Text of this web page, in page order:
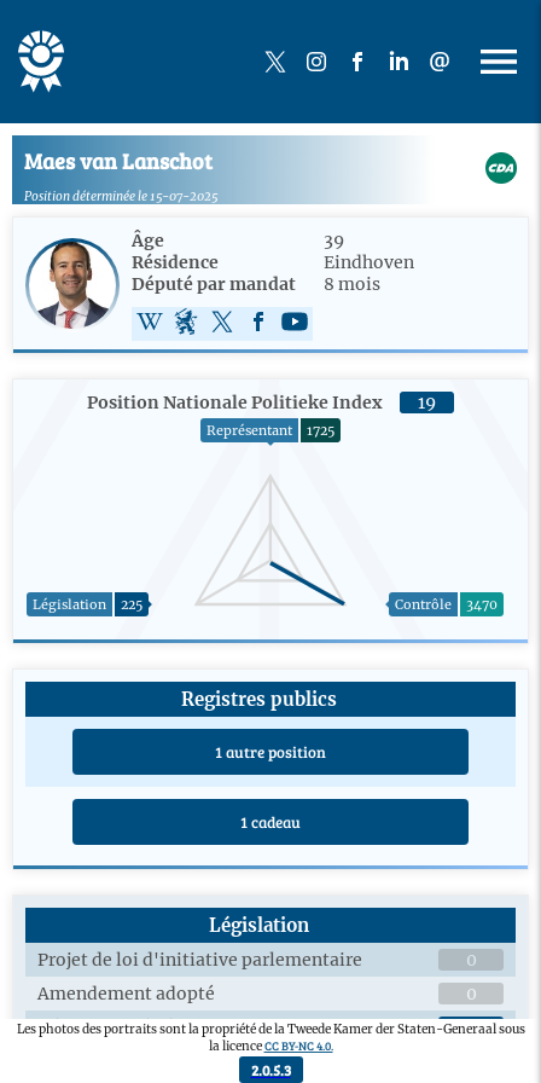
Maes van Lanschot
Position déterminée le 15-07-2025
Âge
39
Résidence
Eindhoven
Député par mandat
8 mois
Position Nationale Politieke Index 19
Législation 225
Représentant 1725
Contrôle 3470
Registres publics
1 autre position
1 cadeau
Législation
Projet de loi d'initiative parlementaire
0
Amendement adopté
0
Débats en plénière sur les projets de loi
4
Débats en commission sur les projets de loi
Les photos des portraits sont la propriété de la Tweede Kamer der Staten-Generaal sous
la licenceCC BY-NC 4.0.
2.0.5.3